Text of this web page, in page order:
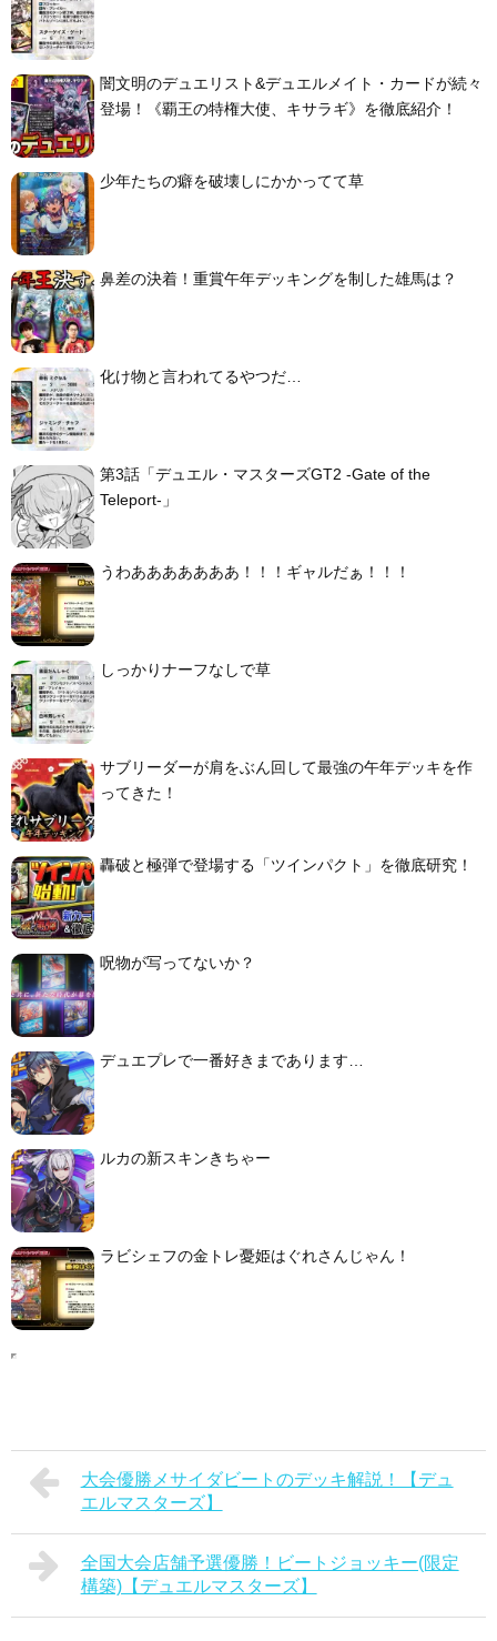
闇文明のデュエリスト&デュエルメイト・カードが続々
登場！《覇王の特権大使、キサラギ》を徹底紹介！
少年たちの癖を破壊しにかかってて草
鼻差の決着！重賞午年デッキングを制した雄馬は？
化け物と言われてるやつだ…
第3話「デュエル・マスターズGT2 -Gate of the
Teleport-」
うわあああああああ！！！ギャルだぁ！！！
しっかりナーフなしで草
サブリーダーが肩をぶん回して最強の午年デッキを作
ってきた！
轟破と極弾で登場する「ツインパクト」を徹底研究！
呪物が写ってないか？
デュエプレで一番好きまであります…
ルカの新スキンきちゃー
ラビシェフの金トレ憂姫はぐれさんじゃん！
大会優勝メサイダビートのデッキ解説！【デュ
エルマスターズ】
全国大会店舗予選優勝！ビートジョッキー(限定
構築)【デュエルマスターズ】